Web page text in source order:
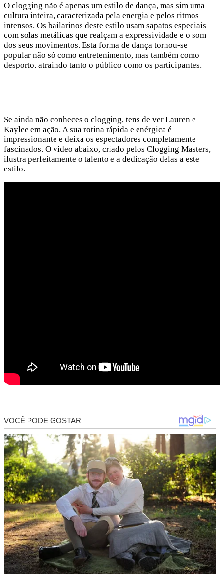
O clogging não é apenas um estilo de dança, mas sim uma
cultura inteira, caracterizada pela energia e pelos ritmos
intensos. Os bailarinos deste estilo usam sapatos especiais
com solas metálicas que realçam a expressividade e o som
dos seus movimentos. Esta forma de dança tornou-se
popular não só como entretenimento, mas também como
desporto, atraindo tanto o público como os participantes.
Se ainda não conheces o clogging, tens de ver Lauren e
Kaylee em ação. A sua rotina rápida e enérgica é
impressionante e deixa os espectadores completamente
fascinados. O vídeo abaixo, criado pelos Clogging Masters,
ilustra perfeitamente o talento e a dedicação delas a este
estilo.